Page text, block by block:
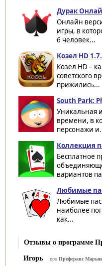
Дурак
Онлайн
игры, в
6 человек...
Козел HD
Козел HD –
советского
прижились...
South Park:
Уникальная
времени, в
персонажи
Коллекция
Бесплатное
вариантов
Любимые
Любимые
наиболее
как...
Отзывы о программе
Игорь
про Преферанс